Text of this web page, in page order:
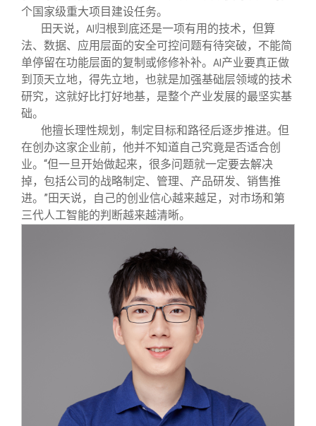
校友讲坛
校友视界
实用信息
总会章程
理事会名单
制度法规
联系我们
个国家级重大项目建设任务。
田天说， AI 归根到底还是一项有用的技术，但算
法、数据、应用层面的安全可控问题有待突破，不能简
单停留在功能层面的复制或修修补补。 AI 产业要真正做
到顶天立地，得先立地，也就是加强基础层领域的技术
研究，这就好比打好地基，是整个产业发展的最坚实基
础。
他擅长理性规划，制定目标和路径后逐步推进。但
在创办这家企业前，他并不知道自己究竟是否适合创
业。“但一旦开始做起来，很多问题就一定要去解决
掉，包括公司的战略制定、管理、产品研发、销售推
进。”田天说，自己的创业信心越来越足，对市场和第
三代人工智能的判断越来越清晰。